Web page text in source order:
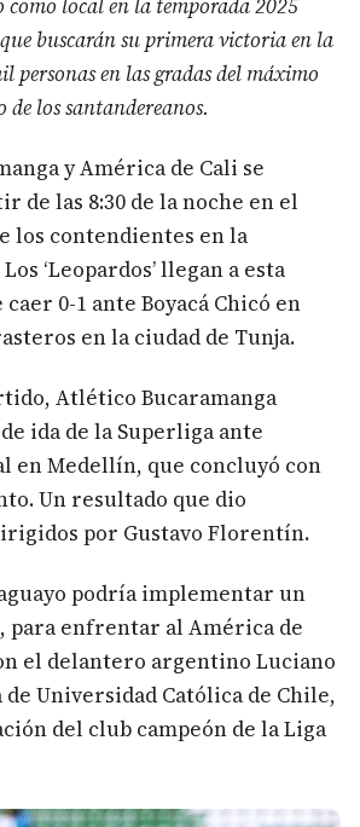
como local en la temporada 2025
que buscarán su primera victoria en la
personas en las gradas del máximo
de los santandereanos.
y América de Cali se
de las 8:30 de la noche en el
los contendientes en la
‘Leopardos’ llegan a esta
0-1 ante Boyacá Chicó en
en la ciudad de Tunja.
Atlético Bucaramanga
ida de la Superliga ante
en Medellín, que concluyó con
Un resultado que dio
por Gustavo Florentín.
podría implementar un
para enfrentar al América de
el delantero argentino Luciano
Universidad Católica de Chile,
del club campeón de la Liga